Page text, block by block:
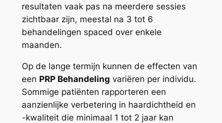
resultaten vaak pas na meerdere sessies
zichtbaar zijn, meestal na 3 tot 6
behandelingen spaced over enkele
maanden.
Op de lange termijn kunnen de effecten van
een PRP Behandeling variëren per individu.
Sommige patiënten rapporteren een
aanzienlijke verbetering in haardichtheid en
-kwaliteit die minimaal 1 tot 2 jaar kan